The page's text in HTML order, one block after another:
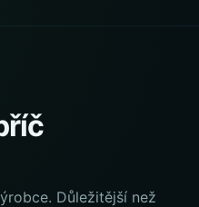
Důležitější než